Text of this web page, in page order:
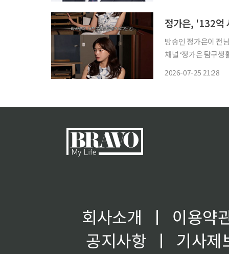
정가은, '132억
방송인 정가은이 전남편의 사기
채널 ‘정가은 탐구생
2026-07-25 21:28
회사소개 ㅣ
이용약
공지사항
ㅣ
기사제